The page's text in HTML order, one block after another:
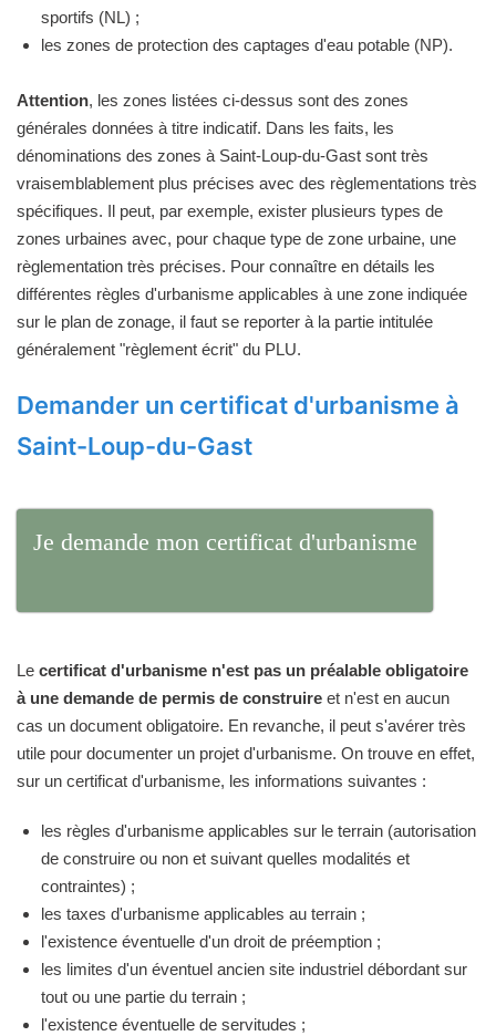
sportifs (NL) ;
les zones de protection des captages d'eau potable (NP).
Attention, les zones listées ci-dessus sont des zones
générales données à titre indicatif. Dans les faits, les
dénominations des zones à Saint-Loup-du-Gast sont très
vraisemblablement plus précises avec des règlementations très
spécifiques. Il peut, par exemple, exister plusieurs types de
zones urbaines avec, pour chaque type de zone urbaine, une
règlementation très précises. Pour connaître en détails les
différentes règles d'urbanisme applicables à une zone indiquée
sur le plan de zonage, il faut se reporter à la partie intitulée
généralement "règlement écrit" du PLU.
Demander un certificat d'urbanisme à
Saint-Loup-du-Gast
Je demande mon certificat d'urbanisme
Le certificat d'urbanisme n'est pas un préalable obligatoire
à une demande de permis de construire et n'est en aucun
cas un document obligatoire. En revanche, il peut s'avérer très
utile pour documenter un projet d'urbanisme. On trouve en effet,
sur un certificat d'urbanisme, les informations suivantes :
les règles d'urbanisme applicables sur le terrain (autorisation
de construire ou non et suivant quelles modalités et
contraintes) ;
les taxes d'urbanisme applicables au terrain ;
l'existence éventuelle d'un droit de préemption ;
les limites d'un éventuel ancien site industriel débordant sur
tout ou une partie du terrain ;
l'existence éventuelle de servitudes ;